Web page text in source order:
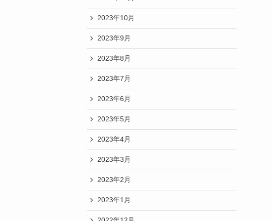
2023年10月
2023年9月
2023年8月
2023年7月
2023年6月
2023年5月
2023年4月
2023年3月
2023年2月
2023年1月